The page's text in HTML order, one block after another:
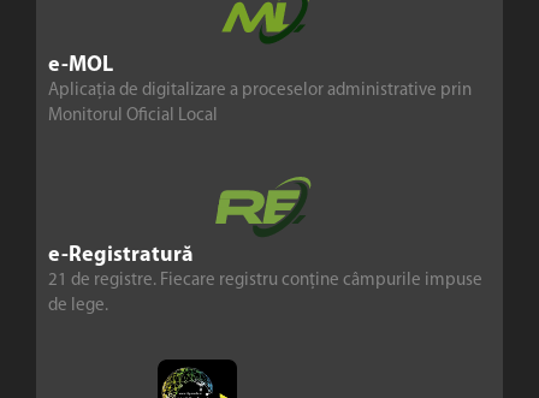
e-MOL
Aplicația de digitalizare a proceselor administrative prin
Monitorul Oficial Local
e-Registratură
21 de registre. Fiecare registru conține câmpurile impuse
de lege.